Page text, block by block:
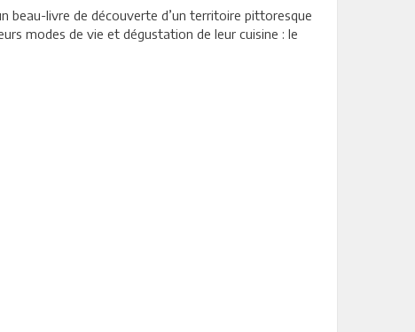
beau-livre de découverte d’un territoire pittoresque
modes de vie et dégustation de leur cuisine : le